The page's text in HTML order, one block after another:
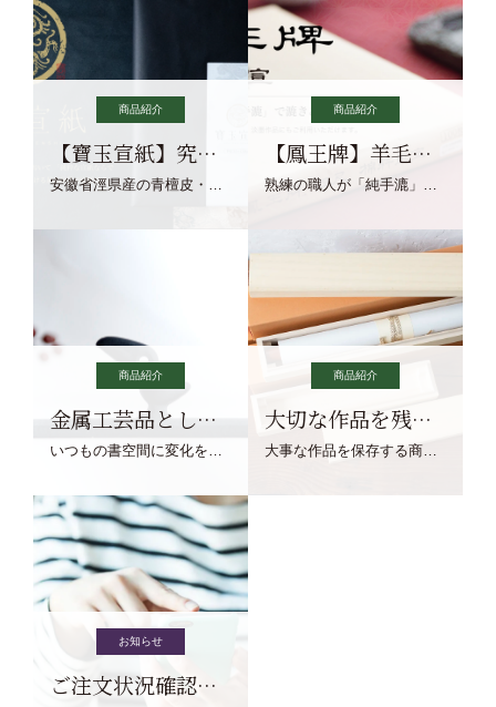
商品紹介
【寶玉宣紙】究極の純粋な宣紙を目指す寶玉宣紙
安徽省涇県産の青檀皮・砂田稲藁・清らかな渓流水、熟練手漉き職人の卓越した手漉技術による最高級の純宣紙です。
商品紹介
【鳳王牌】羊毛筆×濃墨での揮毫に最適な宣紙系画仙紙
熟練の職人が「純手漉」で漉きあげる書画紙。宣紙を好まれるお客様向けの棉料単宣に漉きあげました。
商品紹介
金属工芸品としての文鎮
いつもの書空間に変化を与えてくれる、見ているだけで愉しくなる金属工芸品の文鎮をご紹介します。
商品紹介
大切な作品を残す作品保存商品
大事な作品を保存する商品を取りまとめてご紹介ます。
お知らせ
ご注文状況確認について